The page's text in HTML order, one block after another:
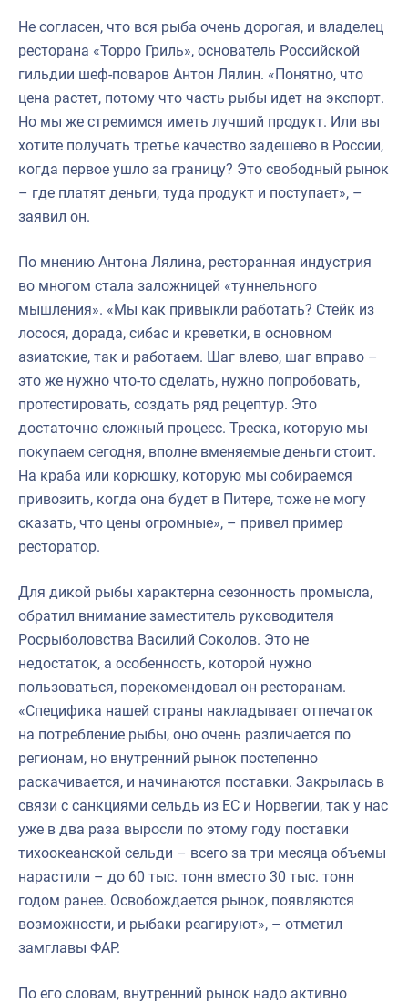
Не согласен, что вся рыба очень дорогая, и владелец
ресторана «Торро Гриль», основатель Российской
гильдии шеф-поваров Антон Лялин. «Понятно, что
цена растет, потому что часть рыбы идет на экспорт.
Но мы же стремимся иметь лучший продукт. Или вы
хотите получать третье качество задешево в России,
когда первое ушло за границу? Это свободный рынок
– где платят деньги, туда продукт и поступает», –
заявил он.
По мнению Антона Лялина, ресторанная индустрия
во многом стала заложницей «туннельного
мышления». «Мы как привыкли работать? Стейк из
лосося, дорада, сибас и креветки, в основном
азиатские, так и работаем. Шаг влево, шаг вправо –
это же нужно что-то сделать, нужно попробовать,
протестировать, создать ряд рецептур. Это
достаточно сложный процесс. Треска, которую мы
покупаем сегодня, вполне вменяемые деньги стоит.
На краба или корюшку, которую мы собираемся
привозить, когда она будет в Питере, тоже не могу
сказать, что цены огромные», – привел пример
ресторатор.
Для дикой рыбы характерна сезонность промысла,
обратил внимание заместитель руководителя
Росрыболовства Василий Соколов. Это не
недостаток, а особенность, которой нужно
пользоваться, порекомендовал он ресторанам.
«Специфика нашей страны накладывает отпечаток
на потребление рыбы, оно очень различается по
регионам, но внутренний рынок постепенно
раскачивается, и начинаются поставки. Закрылась в
связи с санкциями сельдь из ЕС и Норвегии, так у нас
уже в два раза выросли по этому году поставки
тихоокеанской сельди – всего за три месяца объемы
нарастили – до 60 тыс. тонн вместо 30 тыс. тонн
годом ранее. Освобождается рынок, появляются
возможности, и рыбаки реагируют», – отметил
замглавы ФАР.
По его словам, внутренний рынок надо активно